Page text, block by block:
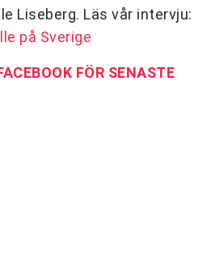
Liseberg. Läs vår intervju:
på Sverige
FÖR SENASTE